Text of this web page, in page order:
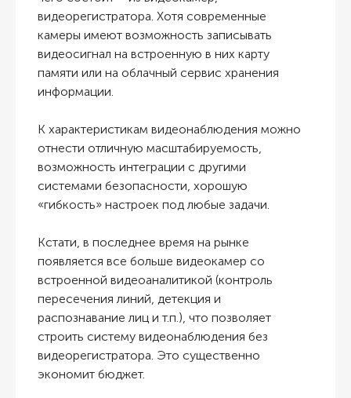
видеорегистратора. Хотя современные
камеры имеют возможность записывать
видеосигнал на встроенную в них карту
памяти или на облачный сервис хранения
информации.
К характеристикам видеонаблюдения можно
отнести отличную масштабируемость,
возможность интеграции с другими
системами безопасности, хорошую
«гибкость» настроек под любые задачи.
Кстати, в последнее время на рынке
появляется все больше видеокамер со
встроенной видеоаналитикой (контроль
пересечения линий, детекция и
распознавание лиц и т.п.), что позволяет
строить систему видеонаблюдения без
видеорегистратора. Это существенно
экономит бюджет.